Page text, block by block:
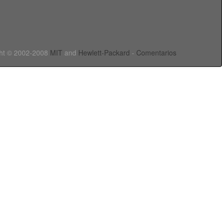
© 2002-2008 MIT and Hewlett-Packard - Comentarios